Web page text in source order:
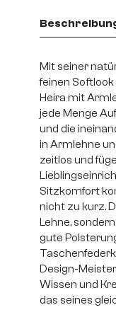
Mit seiner
feinen
Heira mit
jede Menge
und die
in Armlehne
zeitlos und
Sitzkomfort
nicht zu kurz.
Lehne,
gute
Design-
Wissen und
das seines